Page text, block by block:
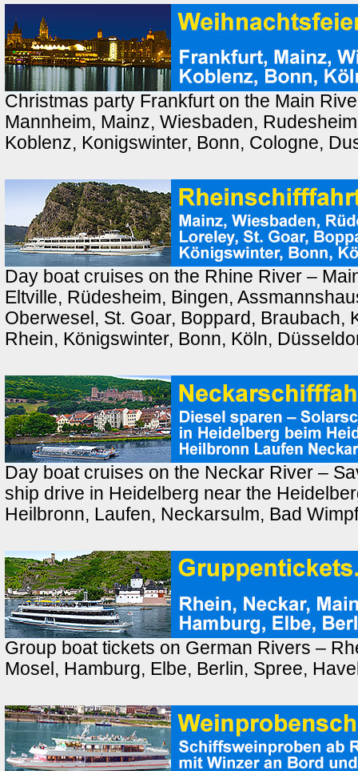
Christmas party Frankfurt on the Main
Mannheim, Mainz, Wiesbaden,
Koblenz, Konigswinter, Bonn, Cologne,
Day boat cruises on the Rhine River –
Eltville, Rüdesheim, Bingen,
Oberwesel, St. Goar, Boppard, Braubach,
Rhein, Königswinter, Bonn, Köln,
Day boat cruises on the Neckar River –
ship drive in Heidelberg near the
Heilbronn, Laufen, Neckarsulm, Bad
Group boat tickets on German Rivers –
Mosel, Hamburg, Elbe, Berlin, Spree,